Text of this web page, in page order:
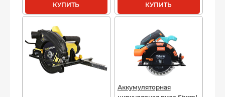
КУПИТЬ КУПИТЬ
Аккумуляторная